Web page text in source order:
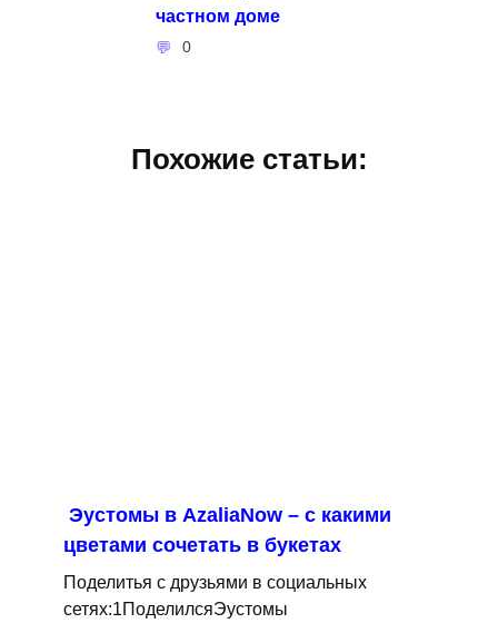
частном доме
0
Похожие статьи:
Эустомы в AzaliaNow – с какими
цветами сочетать в букетах
Поделитья с друзьями в социальных
сетях:1ПоделилсяЭустомы